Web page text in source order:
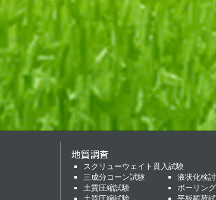
地質調査
スクリューウェイト貫入試験
三成分コーン試験
液状化検
土質圧縮試験
ボーリン